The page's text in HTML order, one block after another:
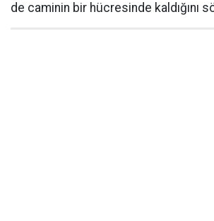
de caminin bir hücresinde kaldığını